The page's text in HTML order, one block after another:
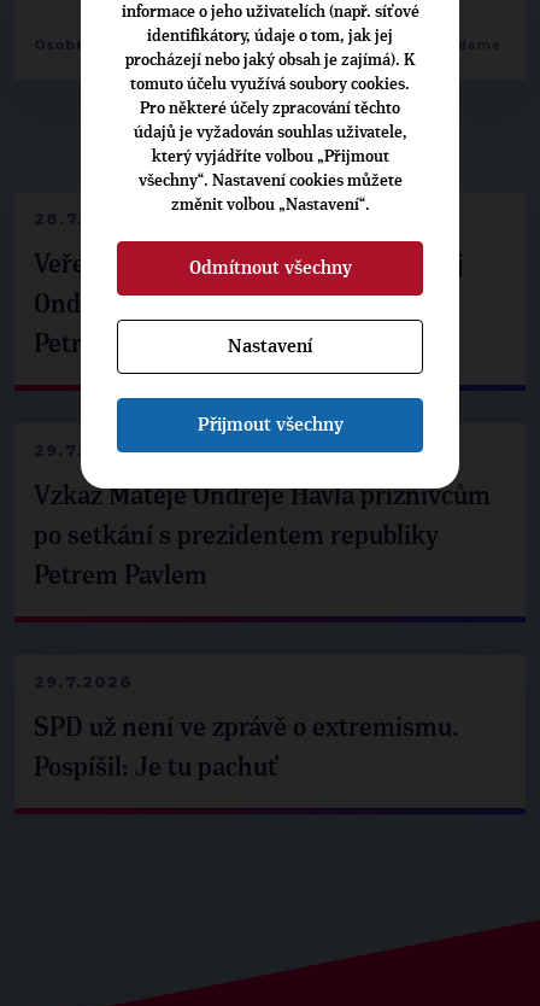
▶NEPŘEHLÉDNĚTE ◀
28.7.2026
Veřejné finance, euro i školství. Matěj
Ondřej Havel jednal s prezidentem
Petrem Pavlem
29.7.2026
Vzkaz Matěje Ondřeje Havla příznivcům
po setkání s prezidentem republiky
Petrem Pavlem
29.7.2026
SPD už není ve zprávě o extremismu.
Pospíšil: Je tu pachuť
Osobnosti: Martin Neřád,Roman Václavík,Zuzana Vandame
informace o jeho uživatelích (např. síťové
identifikátory, údaje o tom, jak jej
procházejí nebo jaký obsah je zajímá). K
tomuto účelu využívá soubory cookies.
Pro některé účely zpracování těchto
údajů je vyžadován souhlas uživatele,
který vyjádříte volbou „Přijmout
všechny“. Nastavení cookies můžete
změnit volbou „Nastavení“.
Odmítnout všechny
Nastavení
Přijmout všechny